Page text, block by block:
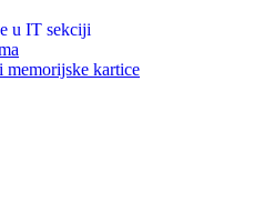
u IT sekciji
memorijske kartice